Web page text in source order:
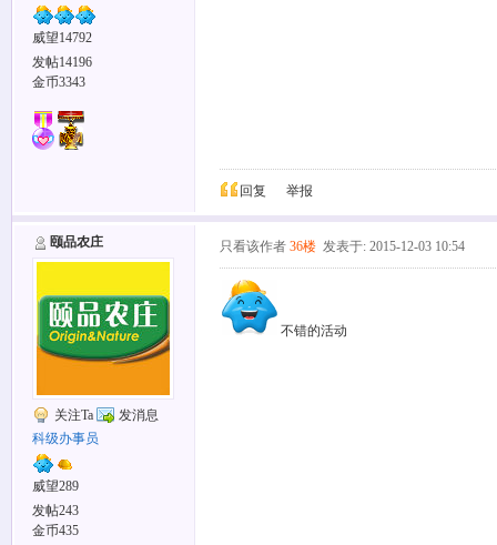
威望14792
发帖14196
金币3343
回复 举报
颐品农庄
关注Ta
发消息
科级办事员
威望289
发帖243
金币435
只看该作者 36楼 发表于: 2015-12-03 10:54
不错的活动